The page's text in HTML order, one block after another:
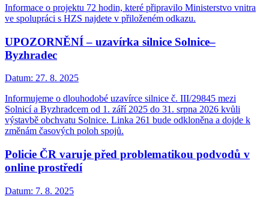
Informace o projektu 72 hodin, které připravilo Ministerstvo vnitra
ve spolupráci s HZS najdete v přiloženém odkazu.
UPOZORNĚNÍ – uzavírka silnice Solnice–
Byzhradec
Datum: 27. 8. 2025
Informujeme o dlouhodobé uzavírce silnice č. III/29845 mezi
Solnicí a Byzhradcem od 1. září 2025 do 31. srpna 2026 kvůli
výstavbě obchvatu Solnice. Linka 261 bude odkloněna a dojde k
změnám časových poloh spojů.
Policie ČR varuje před problematikou podvodů v
online prostředí
Datum: 7. 8. 2025